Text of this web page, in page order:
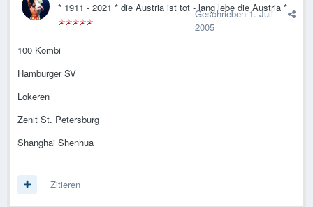
* 1911 - 2021 * die Austria ist tot - lang lebe die Austria *
Geschrieben1. Juli
2005
100 Kombi
Hamburger SV
Lokeren
Zenit St. Petersburg
Shanghai Shenhua
Zitieren